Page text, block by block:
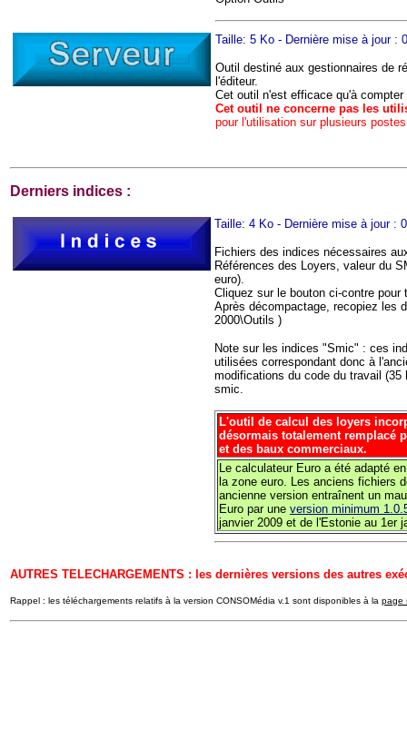
Taille: 5 Ko - Dernière mise à jour :
Outil destiné aux gestionnaires de
l'éditeur.
Cet outil n'est efficace qu'à
Cet outil ne concerne pas les
pour l'utilisation sur plusieurs
Derniers indices :
Taille: 4 Ko - Dernière mise à jour :
Fichiers des indices nécessaires
Références des Loyers, valeur du
euro).
Cliquez sur le bouton ci-contre
Après décompactage, recopiez les
2000\Outils )
Note sur les indices "Smic" : ces
utilisées correspondant donc à
modifications du code du travail
smic.
L'outil de calcul des loyers
désormais totalement remplacé
et des baux commerciaux.
Le calculateur Euro a été adapté
la zone euro. Les anciens fichiers
ancienne version entraînent un
Euro par une version minimum
janvier 2009 et de l'Estonie au 1er
AUTRES TELECHARGEMENTS : les dernières versions des autres
Rappel : les téléchargements relatifs à la version CONSOMédia v.1 sont disponibles à la page